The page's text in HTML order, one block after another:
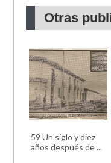
Otras
59 Un siglo y diez
años después de ...